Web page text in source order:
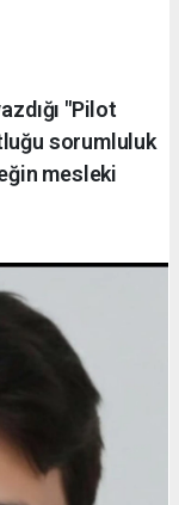
"Pilot
sorumluluk
mesleki